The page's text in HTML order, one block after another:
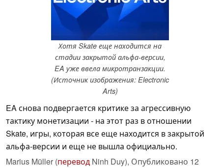
Хотя Skate еще находится на
стадии закрытой альфа-версии,
EA уже ввела микротранзакции.
(Источник изображения: Electronic
Arts)
EA снова подвергается критике за агрессивную
тактику монетизации - на этот раз в отношении
Skate, игры, которая все еще находится в закрытой
альфа-версии и еще не вышла официально.
Marius Müller (перевод Ninh Duy), Опубликовано 12